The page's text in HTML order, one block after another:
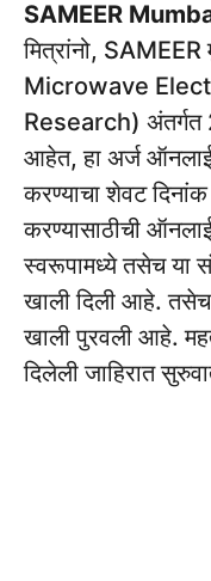
SAMEER
मित्रांनो,
Microwave
Research) अंतर्गत
आहेत, हा अर्ज
करण्याचा शेवट
करण्यासाठीची
स्वरूपामध्ये तसेच या
खाली दिली आहे. तसेच
खाली पुरवली आहे.
दिलेली जाहिरात